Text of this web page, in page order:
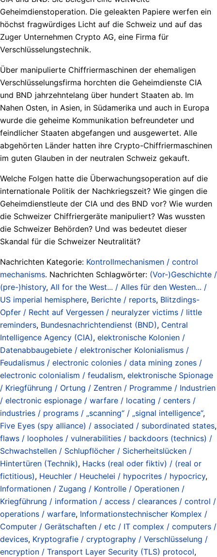
Geheimdienstoperation. Die geleakten Papiere werfen ein
höchst fragwürdiges Licht auf die Schweiz und auf das
Zuger Unternehmen Crypto AG, eine Firma für
Verschlüsselungstechnik.
Über manipulierte Chiffriermaschinen der ehemaligen
Verschlüsselungsfirma horchten die Geheimdienste CIA
und BND jahrzehntelang über hundert Staaten ab. Im
Nahen Osten, in Asien, in Südamerika und auch in Europa
wurde die geheime Kommunikation befreundeter und
feindlicher Staaten abgefangen und ausgewertet. Alle
abgehörten Länder hatten ihre Crypto-Chiffriermaschinen
im guten Glauben in der neutralen Schweiz gekauft.
Welche Folgen hatte die Überwachungsoperation auf die
internationale Politik der Nachkriegszeit? Wie gingen die
Geheimdienstleute der CIA und des BND vor? Wie wurden
die Schweizer Chiffriergeräte manipuliert? Was wussten
die Schweizer Behörden? Und was bedeutet dieser
Skandal für die Schweizer Neutralität?
Nachrichten Kategorie: Kontrollmechanismen / control
mechanisms. Nachrichten Schlagwörter: (Vor-)Geschichte /
(pre-)history, All for the West... / Alles für den Westen... /
US imperial hemisphere, Berichte / reports, Blitzdings-
Opfer / Recht auf Vergessen / neuralyzer victims / little
reminders, Bundesnachrichtendienst (BND), Central
Intelligence Agency (CIA), elektronische Kolonien /
Datenabbaugebiete / elektronischer Kolonialismus /
Feudalismus / electronic colonies / data mining zones /
electronic colonialism / feudalism, elektronische Spionage
/ Kriegführung / Ortung / Zentren / Programme / Industrien
/ electronic espionage / warfare / locating / centers /
industries / programs / „scanning“ / „signal intelligence“,
Five Eyes (spy alliance) / associated / subordinated states,
flaws / loopholes / vulnerabilities / backdoors (technics) /
Schwachstellen / Schlupflöcher / Sicherheitslücken /
Hintertüren (Technik), Hacks (real oder fiktiv) / (real or
fictitious), Heuchler / Heuchelei / hypocrites / hypocricy,
Informationen / Zugang / Kontrolle / Operationen /
Kriegführung / information / access / clearances / control /
operations / warfare, Informationstechnischer Komplex /
Computer / Gerätschaften / etc / IT complex / computers /
devices, Kryptografie / cryptography / Verschlüsselung /
encryption / Transport Layer Security (TLS) protocol,